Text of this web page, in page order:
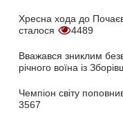
Хресна хода до
сталося
4489
Вважався зниклим
річного воїна із
Чемпіон світу
3567